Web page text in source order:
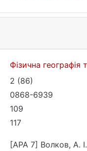
Фізична географія
2 (86)
0868-6939
109
117
[APA 7] Волков, А.